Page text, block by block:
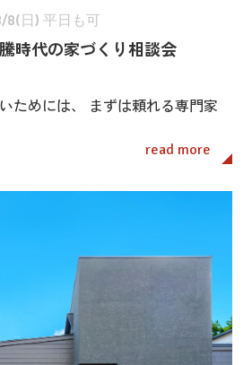
日) 平日も可
時代の家づくり相談会
ためには、 まずは頼れる専門家
read more